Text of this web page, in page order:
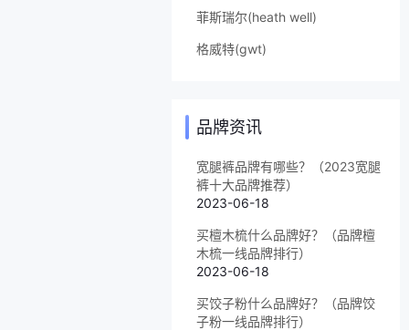
菲斯瑞尔(heath well)
格威特(gwt)
品牌资讯
宽腿裤品牌有哪些？（2023宽腿
裤十大品牌推荐）
2023-06-18
买檀木梳什么品牌好？（品牌檀
木梳一线品牌排行）
2023-06-18
买饺子粉什么品牌好？（品牌饺
子粉一线品牌排行）